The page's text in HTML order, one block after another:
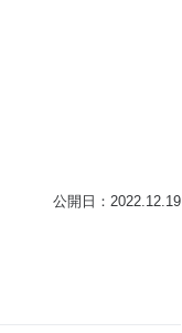
公開日：2022.12.19